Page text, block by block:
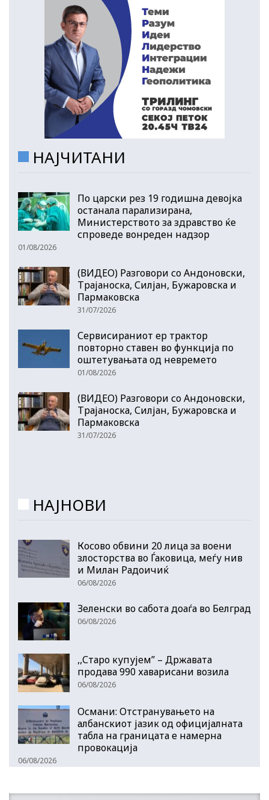
НАЈЧИТАНИ
По царски рез 19 годишна девојка
останала парализирана,
Министерството за здравство ќе
спроведе вонреден надзор
01/08/2026
(ВИДЕО) Разговори со Андоновски,
Трајаноска, Силјан, Бужаровска и
Пармаковска
31/07/2026
Сервисираниот ер трактор
повторно ставен во функција по
оштетувањата од невремето
01/08/2026
(ВИДЕО) Разговори со Андоновски,
Трајаноска, Силјан, Бужаровска и
Пармаковска
31/07/2026
НАЈНОВИ
Косово обвини 20 лица за воени
злосторства во Ѓаковица, меѓу нив
и Милан Радоичиќ
06/08/2026
Зеленски во сабота доаѓа во Белград
06/08/2026
,,Старо купујем” – Државата
продава 990 хаварисани возила
06/08/2026
Османи: Отстранувањето на
албанскиот јазик од официјалната
табла на границата е намерна
провокација
06/08/2026